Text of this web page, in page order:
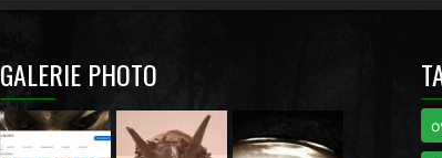
GALERIE PHOTO